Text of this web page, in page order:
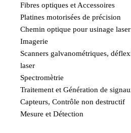
Fibres optiques et Accessoires
Platines motorisées de précision
Chemin optique pour usinage laser
Imagerie
Scanners galvanométriques,
laser
Spectromètrie
Traitement et Génération de
Capteurs, Contrôle non destructif
Mesure et Détection